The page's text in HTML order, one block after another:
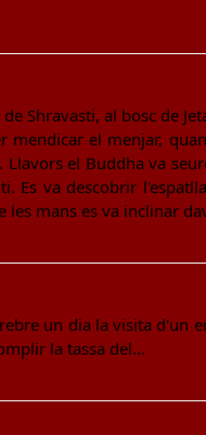
Shravasti, al bosc de
mendicar el menjar,
el Buddha va
Es va descobrir
mans es va inclinar
un dia la visita d'un
la tassa del…